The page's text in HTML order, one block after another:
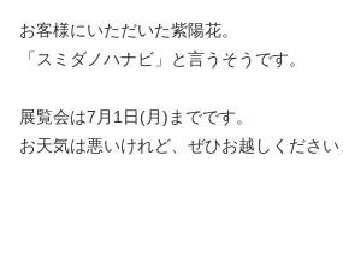
お客様にいただいた紫陽花。
「スミダノハナビ」と言うそうです。
展覧会は7月1日(月)までです。
お天気は悪いけれど、ぜひお越しください